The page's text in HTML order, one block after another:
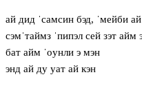
ай дид ˈсамсин бэд, ˈмейби
сэмˈтаймз ˈпипэл сей зэт айм
бат айм ˈoунли э мэн
энд ай ду уат ай кэн